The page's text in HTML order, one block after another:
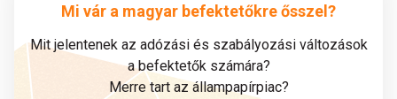
Mi vár a magyar befektetőkre ősszel?
Mit jelentenek az adózási és szabályozási változások
a befektetők számára?
Merre tart az állampapírpiac?